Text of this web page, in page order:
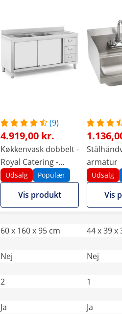
(9)
4.919,00 kr.
Køkkenvask dobbelt -
Royal Catering -
rustfrit stål - 160 x 60
cm
Udsalg Populær
Vis produkt
armatur
Udsalg
Vis
60 x 160 x 95 cm
44 x 39 x
Nej
Nej
2
1
Ja
Ja